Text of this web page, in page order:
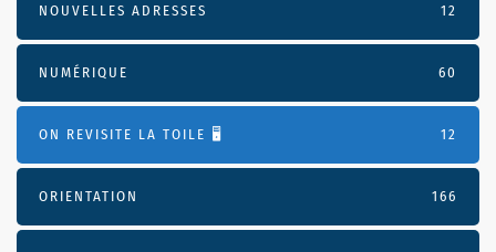
NOUVELLES ADRESSES 12
NUMÉRIQUE 60
ON REVISITE LA TOILE 🖥️ 12
ORIENTATION 166